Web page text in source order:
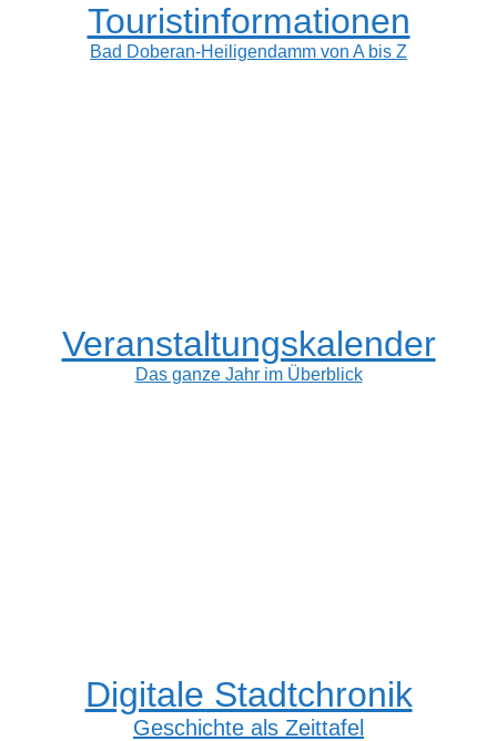
Touristinformationen
Bad Doberan-Heiligendamm von A bis Z
Veranstaltungskalender
Das ganze Jahr im Überblick
Digitale Stadtchronik
Geschichte als Zeittafel